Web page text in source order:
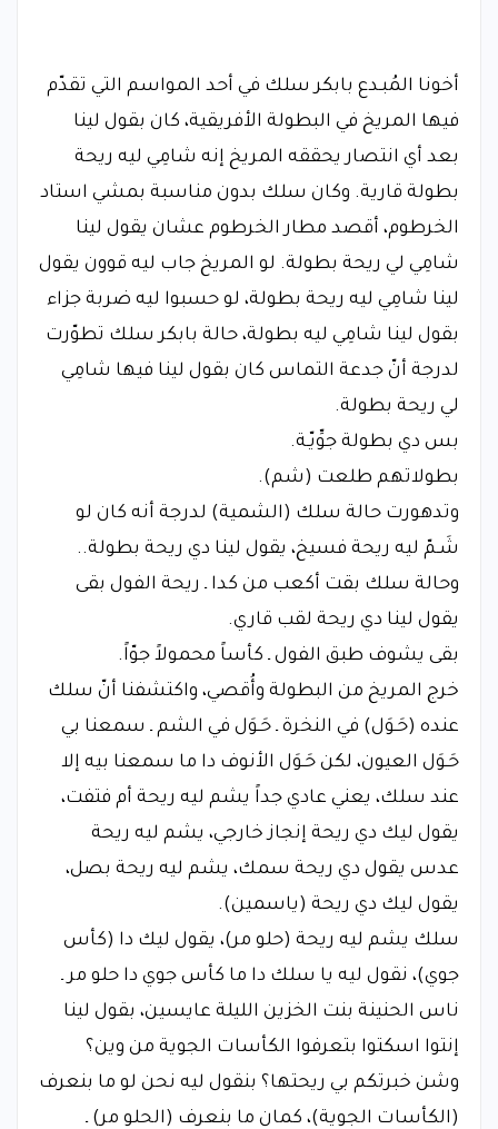
أخونا المُبـدع بابكر سلك في أحد المواسم التي تقدّم
فيها المريخ في البطولة الأفريقية، كان بقول لينا
بعد أي انتصار يحققه المريخ إنه شامِي ليه ريحة
بطولة قارية. وكان سلك بدون مناسبة بمشي استاد
الخرطوم، أقصد مطار الخرطوم عشان يقول لينا
شامِي لي ريحة بطولة. لو المريخ جاب ليه قوون يقول
لينا شامِي ليه ريحة بطولة، لو حسبوا ليه ضربة جزاء
بقول لينا شامِي ليه بطولة، حالة بابكر سلك تطوّرت
لدرجة أنّ جدعة التماس كان بقول لينا فيها شامِي
لي ريحة بطولة.
بس دي بطولة جوِّيّـة.
بطولاتهم طلعت (شم).
وتدهورت حالة سلك (الشمية) لدرجة أنه كان لو
شَـمّ ليه ريحة فسيخ، يقول لينا دي ريحة بطولة..
وحالة سلك بقت أكعب من كدا ـ ريحة الفول بقى
يقول لينا دي ريحة لقب قاري.
بقى يشوف طبق الفول ـ كأساً محمولاً جوّاً.
خرج المريخ من البطولة وأُقصي، واكتشفنا أنّ سلك
عنده (حَـوَل) في النخرة ـ حَـوَل في الشم ـ سمعنا بي
حَـوَل العيون، لكن حَـوَل الأنوف دا ما سمعنا بيه إلا
عند سلك، يعني عادي جداً يشم ليه ريحة أم فتفت،
يقول ليك دي ريحة إنجاز خارجي، يشم ليه ريحة
عدس يقول دي ريحة سمك، يشم ليه ريحة بصل،
يقول ليك دي ريحة (ياسمين).
سلك يشم ليه ريحة (حلو مر)، يقول ليك دا (كأس
جوي)، نقول ليه يا سلك دا ما كأس جوي دا حلو مر ـ
ناس الحنينة بنت الخزين الليلة عايسين، بقول لينا
إنتوا اسكتوا بتعرفوا الكأسات الجوية من وين؟
وشن خبرتكم بي ريحتها؟ بنقول ليه نحن لو ما بنعرف
(الكأسات الجوية)، كمان ما بنعرف (الحلو مر) ـ